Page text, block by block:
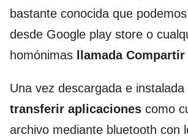
bastante conocida que
desde Google play store o
homónimas
llamada
Una vez descargada e instalada
transferir aplicaciones como
archivo mediante bluetooth con